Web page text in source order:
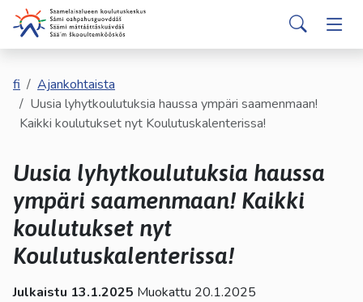
Siirry pääsisältöönenglish
Valitse
oleva
tulos
ylös-
alasnuolilla.
valittuun
hakutulokseen
painamalla
enteriä.
Kosketuslaitteiden
Hakijalle
Opiskelijalle
Kumppaneille
Palvelut
Tutustu meihin
fi
Ajankohtaista
Uusia lyhytkoulutuksia haussa ympäri saamenmaan!
Kaikki koulutukset nyt Koulutuskalenterissa!
Uusia lyhytkoulutuksia haussa
ympäri saamenmaan! Kaikki
koulutukset nyt
Koulutuskalenterissa!
Julkaistu 13.1.2025 Muokattu 20.1.2025